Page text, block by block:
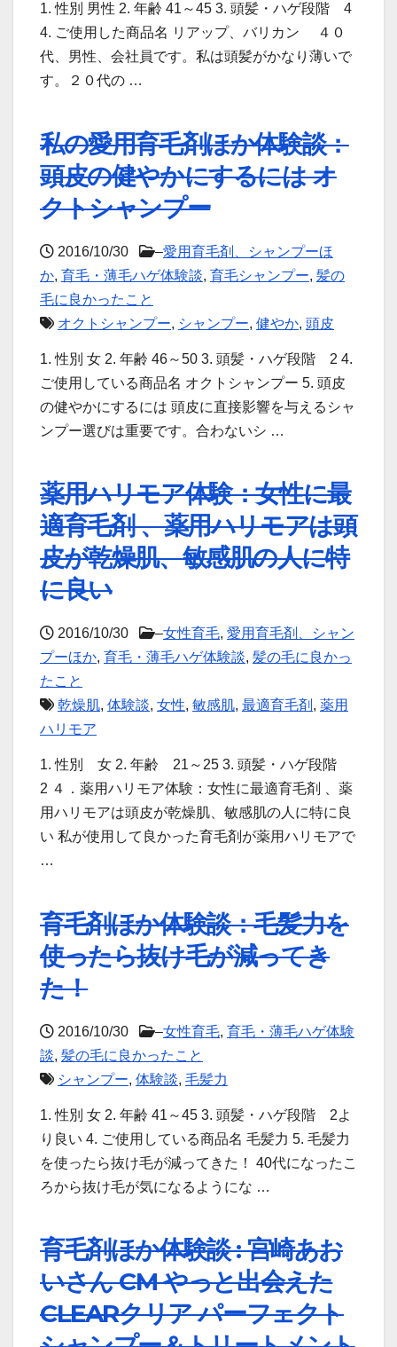
1. 性別 男性 2. 年齢 41～45 3. 頭髪・ハゲ段階 4
4. ご使用した商品名 リアップ、バリカン ４０
代、男性、会社員です。私は頭髪がかなり薄いで
す。２０代の …
私の愛用育毛剤ほか体験談：
頭皮の健やかにするには オ
クトシャンプー
2016/10/30 –愛用育毛剤、シャンプーほ
か, 育毛・薄毛ハゲ体験談, 育毛シャンプー, 髪の
毛に良かったこと
オクトシャンプー, シャンプー, 健やか, 頭皮
1. 性別 女 2. 年齢 46～50 3. 頭髪・ハゲ段階 2 4.
ご使用している商品名 オクトシャンプー 5. 頭皮
の健やかにするには 頭皮に直接影響を与えるシャ
ンプー選びは重要です。合わないシ …
薬用ハリモア体験：女性に最
適育毛剤 、薬用ハリモアは頭
皮が乾燥肌、敏感肌の人に特
に良い
2016/10/30 –女性育毛, 愛用育毛剤、シャン
プーほか, 育毛・薄毛ハゲ体験談, 髪の毛に良かっ
たこと
乾燥肌, 体験談, 女性, 敏感肌, 最適育毛剤 , 薬用
ハリモア
1. 性別 女 2. 年齢 21～25 3. 頭髪・ハゲ段階
2 ４．薬用ハリモア体験：女性に最適育毛剤 、薬
用ハリモアは頭皮が乾燥肌、敏感肌の人に特に良
い 私が使用して良かった育毛剤が薬用ハリモアで
…
育毛剤ほか体験談：毛髪力を
使ったら抜け毛が減ってき
た！
2016/10/30 –女性育毛, 育毛・薄毛ハゲ体験
談, 髪の毛に良かったこと
シャンプー, 体験談, 毛髪力
1. 性別 女 2. 年齢 41～45 3. 頭髪・ハゲ段階 2よ
り良い 4. ご使用している商品名 毛髪力 5. 毛髪力
を使ったら抜け毛が減ってきた！ 40代になったこ
ろから抜け毛が気になるようにな …
育毛剤ほか体験談 : 宮崎あお
いさん CM やっと出会えた
CLEARクリア パーフェクト